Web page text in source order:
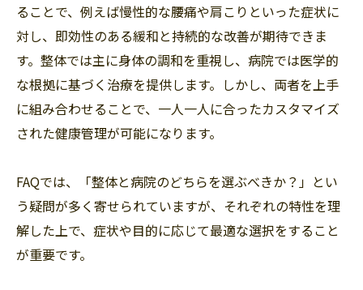
ることで、例えば慢性的な腰痛や肩こりといった症状に
対し、即効性のある緩和と持続的な改善が期待できま
す。整体では主に身体の調和を重視し、病院では医学的
な根拠に基づく治療を提供します。しかし、両者を上手
に組み合わせることで、一人一人に合ったカスタマイズ
された健康管理が可能になります。
FAQでは、「整体と病院のどちらを選ぶべきか？」とい
う疑問が多く寄せられていますが、それぞれの特性を理
解した上で、症状や目的に応じて最適な選択をすること
が重要です。